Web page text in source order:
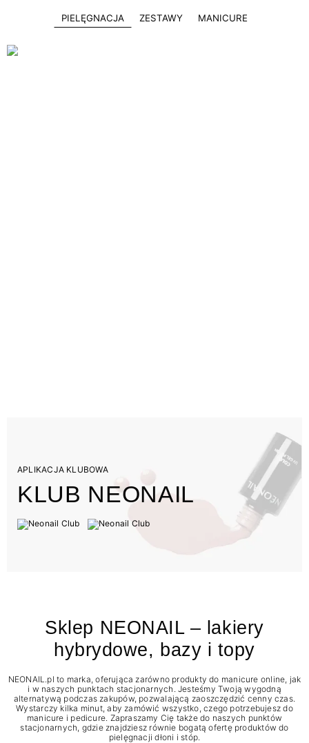
PIELĘGNACJA ZESTAWY MANICURE
APLIKACJA KLUBOWA
KLUB NEONAIL
Sklep NEONAIL – lakiery
hybrydowe, bazy i topy
NEONAIL.pl to marka, oferująca zarówno produkty do manicure online, jak
i w naszych punktach stacjonarnych. Jesteśmy Twoją wygodną
alternatywą podczas zakupów, pozwalającą zaoszczędzić cenny czas.
Wystarczy kilka minut, aby zamówić wszystko, czego potrzebujesz do
manicure i pedicure. Zapraszamy Cię także do naszych punktów
stacjonarnych, gdzie znajdziesz równie bogatą ofertę produktów do
pielęgnacji dłoni i stóp.